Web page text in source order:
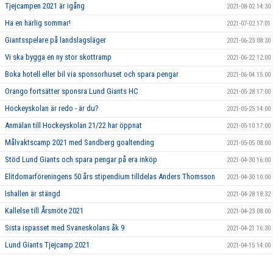
Tjejcampen 2021 är igång 2021-08-02 14:30
Ha en härlig sommar! 2021-07-02 17:01
Giantsspelare på landslagsläger 2021-06-23 08:30
Vi ska bygga en ny stor skottramp 2021-06-22 12:00
Boka hotell eller bil via sponsorhuset och spara pengar 2021-06-04 15:00
Orango fortsätter sponsra Lund Giants HC 2021-05-28 17:00
Hockeyskolan är redo - är du? 2021-05-25 14:00
Anmälan till Hockeyskolan 21/22 har öppnat 2021-05-10 17:00
Målvaktscamp 2021 med Sandberg goaltending 2021-05-05 08:00
Stöd Lund Giants och spara pengar på era inköp 2021-04-30 16:00
Elitdomarföreningens 50 års stipendium tilldelas Anders Thomsson 2021-04-30 10:00
Ishallen är stängd 2021-04-28 18:32
Kallelse till Årsmöte 2021 2021-04-23 08:00
Sista ispasset med Svaneskolans åk 9 2021-04-21 16:30
Lund Giants Tjejcamp 2021 2021-04-15 14:00